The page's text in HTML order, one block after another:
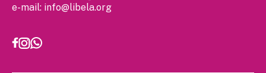
e-mail: info@libela.org